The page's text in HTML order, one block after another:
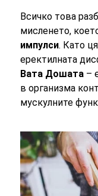
Всичко това
мисленето,
импулси. Като
еректилната
Вата Дошата –
в организма
мускулните